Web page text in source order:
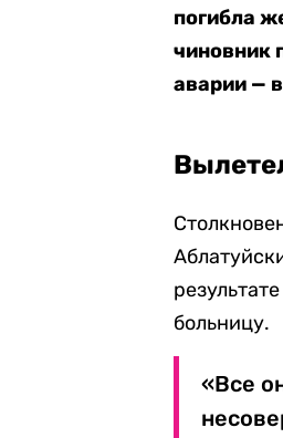
погибла
чиновник
аварии —
больницу.
«Все